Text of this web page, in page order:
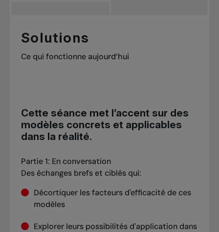
Solutions
Ce qui fonctionne aujourd’hui
Cette séance met l’accent sur des
modèles concrets et applicables
dans la réalité.
Partie 1: En conversation
Des échanges brefs et ciblés qui:
Décortiquer les facteurs d'efficacité de ces
modèles
Explorer leurs possibilités d'application dans